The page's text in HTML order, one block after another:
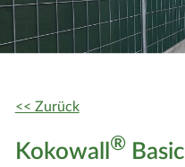
<< Zurück
Kokowall ®Basic